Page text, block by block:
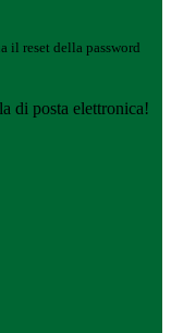
il reset della password
di posta elettronica!